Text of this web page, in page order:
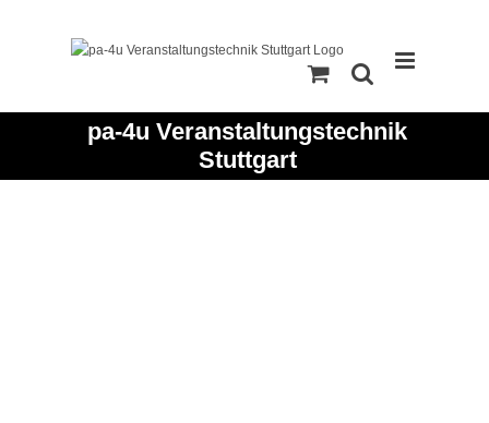
pa-4u Veranstaltungstechnik
Stuttgart